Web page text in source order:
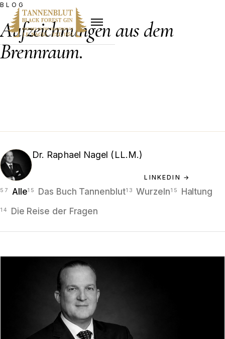
BLOG
Aufzeichnungen aus dem
Brennraum.
Dr. Raphael Nagel (LL.M.)
LINKEDIN →
Alle Das Buch Tannenblut Wurzeln
Haltung
Die Reise der Fragen